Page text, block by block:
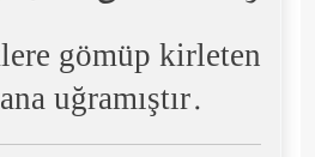
gömüp kirleten
uğramıştır.